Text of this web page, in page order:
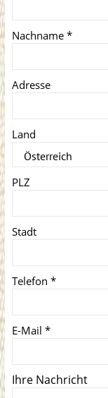
Nachname *
Adresse
Land
PLZ
Stadt
Telefon *
E-Mail *
Ihre Nachricht